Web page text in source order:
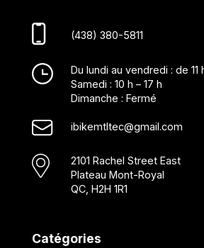
(438) 380-5811
Du lundi au vendredi : de 11
Samedi : 10 h – 17 h
Dimanche : Fermé
ibikemtltec@gmail.com
2101 Rachel Street East
Plateau Mont-Royal
QC, H2H 1R1
Catégories